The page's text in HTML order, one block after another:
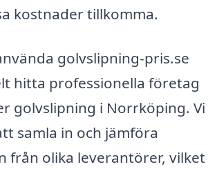
kostnader tillkomma.
golvslipning-pris.se
hitta professionella företag
golvslipning i Norrköping. Vi
samla in och jämföra
från olika leverantörer, vilket